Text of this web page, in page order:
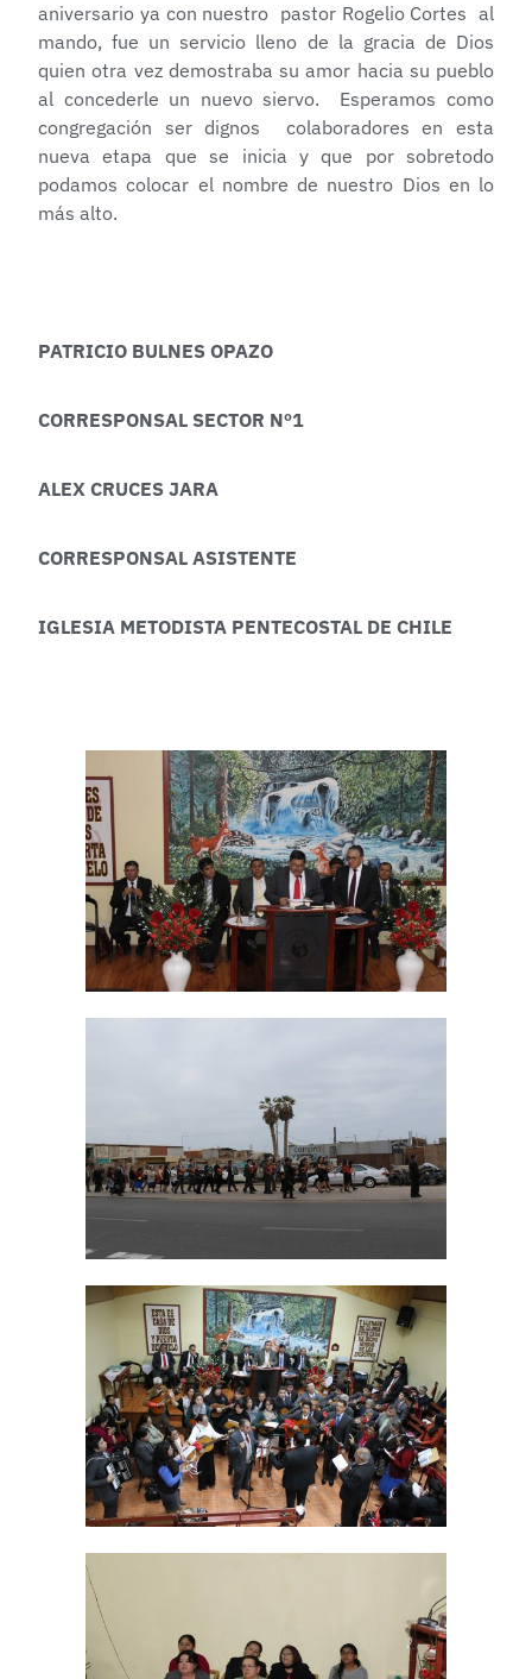
aniversario ya con nuestro pastor Rogelio Cortes al
mando, fue un servicio lleno de la gracia de Dios
quien otra vez demostraba su amor hacia su pueblo
al concederle un nuevo siervo. Esperamos como
congregación ser dignos colaboradores en esta
nueva etapa que se inicia y que por sobretodo
podamos colocar el nombre de nuestro Dios en lo
más alto.
PATRICIO BULNES OPAZO
CORRESPONSAL SECTOR Nº1
ALEX CRUCES JARA
CORRESPONSAL ASISTENTE
IGLESIA METODISTA PENTECOSTAL DE CHILE